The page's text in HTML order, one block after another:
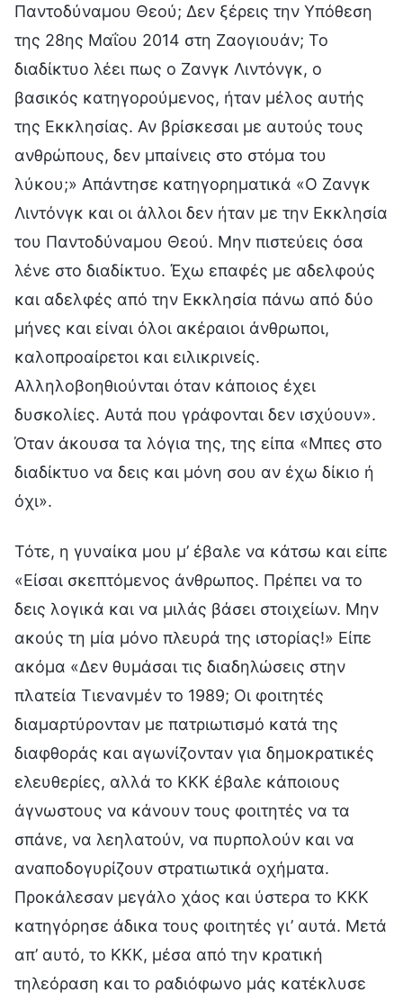
Παντοδύναμου Θεού; Δεν ξέρεις την Υπόθεση
της 28ης Μαΐου 2014 στη Ζαογιουάν; Το
διαδίκτυο λέει πως ο Ζανγκ Λιντόνγκ, ο
βασικός κατηγορούμενος, ήταν μέλος αυτής
της Εκκλησίας. Αν βρίσκεσαι με αυτούς τους
ανθρώπους, δεν μπαίνεις στο στόμα του
λύκου;» Απάντησε κατηγορηματικά «Ο Ζανγκ
Λιντόνγκ και οι άλλοι δεν ήταν με την Εκκλησία
του Παντοδύναμου Θεού. Μην πιστεύεις όσα
λένε στο διαδίκτυο. Έχω επαφές με αδελφούς
και αδελφές από την Εκκλησία πάνω από δύο
μήνες και είναι όλοι ακέραιοι άνθρωποι,
καλοπροαίρετοι και ειλικρινείς.
Αλληλοβοηθιούνται όταν κάποιος έχει
δυσκολίες. Αυτά που γράφονται δεν ισχύουν».
Όταν άκουσα τα λόγια της, της είπα «Μπες στο
διαδίκτυο να δεις και μόνη σου αν έχω δίκιο ή
όχι».
Τότε, η γυναίκα μου μ’ έβαλε να κάτσω και είπε
«Είσαι σκεπτόμενος άνθρωπος. Πρέπει να το
δεις λογικά και να μιλάς βάσει στοιχείων. Μην
ακούς τη μία μόνο πλευρά της ιστορίας!» Είπε
ακόμα «Δεν θυμάσαι τις διαδηλώσεις στην
πλατεία Τιενανμέν το 1989; Οι φοιτητές
διαμαρτύρονταν με πατριωτισμό κατά της
διαφθοράς και αγωνίζονταν για δημοκρατικές
ελευθερίες, αλλά το ΚΚΚ έβαλε κάποιους
άγνωστους να κάνουν τους φοιτητές να τα
σπάνε, να λεηλατούν, να πυρπολούν και να
αναποδογυρίζουν στρατιωτικά οχήματα.
Προκάλεσαν μεγάλο χάος και ύστερα το ΚΚΚ
κατηγόρησε άδικα τους φοιτητές γι’ αυτά. Μετά
απ’ αυτό, το ΚΚΚ, μέσα από την κρατική
τηλεόραση και το ραδιόφωνο μάς κατέκλυσε